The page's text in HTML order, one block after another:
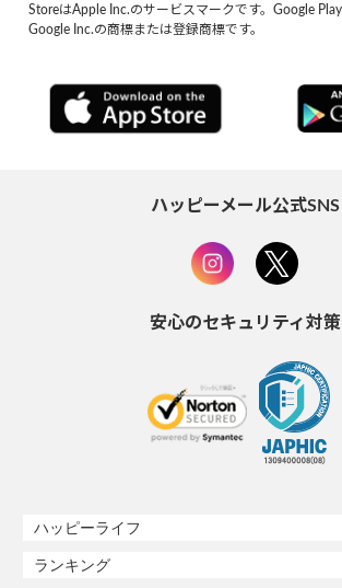
StoreはApple Inc.のサービスマークです。Google
Google Inc.の商標または登録商標です。
ハッピーメール公式SNS
安心のセキュリティ対策
ハッピーライフ
ランキング